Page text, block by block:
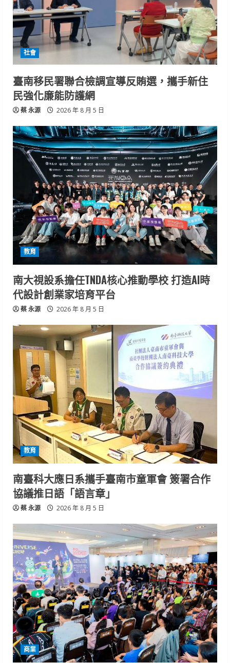
社會
臺南移民署聯合檢調宣導反賄選，攜手新住
民強化廉能防護網
蔡 永源 2026 年 8 月 5 日
教育
南大視設系擔任TNDA核心推動學校 打造AI時
代設計創業家培育平台
蔡 永源 2026 年 8 月 5 日
教育
南臺科大應日系攜手臺南市童軍會 簽署合作
協議推日語「語言章」
蔡 永源 2026 年 8 月 5 日
商業